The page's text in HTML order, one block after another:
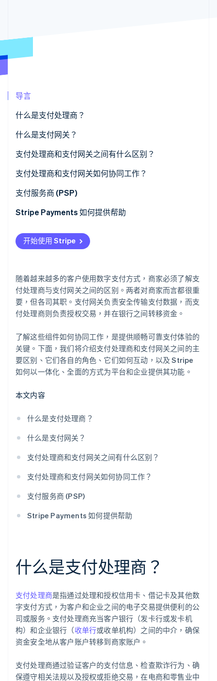
了解 Stripe 如何为 AI 构建经济基础设施。
导言
什么是支付处理商？
什么是支付网关？
支付处理商和支付网关之间有什么区别？
交易过程中的角色：
服务范围：
与业务系统集成：
成本和费用：
支付处理商和支付网关如何协同工作？
支付服务商 (PSP)
Stripe Payments 如何提供帮助
开始使用 Stripe
随着越来越多的客户使用数字支付方式，商家必须了解支
付处理商与支付网关之间的区别。两者对商家而言都很重
要，但各司其职。支付网关负责安全传输支付数据，而支
付处理商则负责授权交易，并在银行之间转移资金。
了解这些组件如何协同工作，是提供顺畅可靠支付体验的
关键。下面，我们将介绍支付处理商和支付网关之间的主
要区别、它们各自的角色、它们如何互动，以及 Stripe
如何以一体化、全面的方式为平台和企业提供其功能。
本文内容
什么是支付处理商？
什么是支付网关？
支付处理商和支付网关之间有什么区别？
支付处理商和支付网关如何协同工作？
支付服务商 (PSP)
Stripe Payments 如何提供帮助
什么是支付处理商？
支付处理商是指通过处理和授权信用卡、借记卡及其他数
字支付方式，为客户和企业之间的电子交易提供便利的公
司或服务。支付处理商充当客户银行（发卡行或发卡机
构）和企业银行（收单行或收单机构）之间的中介，确保
资金安全地从客户账户转移到商家账户。
支付处理商通过验证客户的支付信息、检查欺诈行为、确
保遵守相关法规以及授权或拒绝交易，在电商和零售业中